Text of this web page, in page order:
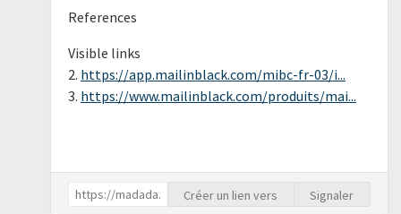
References
Visible links
2. https://app.mailinblack.com/mibc-fr-03/i...
3. https://www.mailinblack.com/produits/mai...
Créer un lien vers Signaler